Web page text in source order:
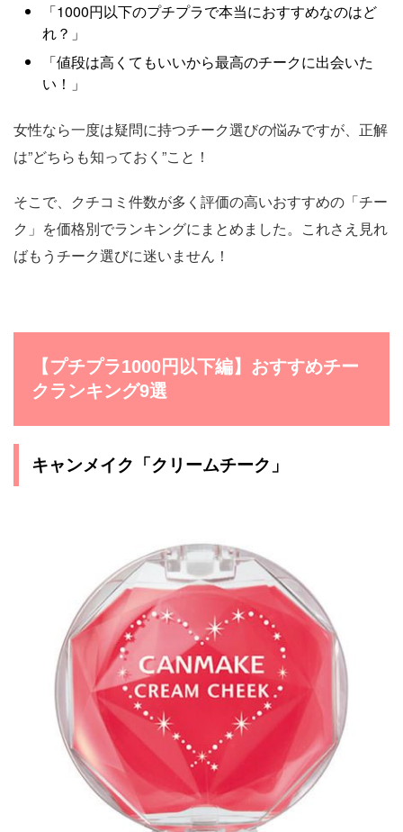
「1000円以下のプチプラで本当におすすめなのはど
れ？」
「値段は高くてもいいから最高のチークに出会いた
い！」
女性なら一度は疑問に持つチーク選びの悩みですが、正解
は”どちらも知っておく”こと！
そこで、クチコミ件数が多く評価の高いおすすめの「チー
ク」を価格別でランキングにまとめました。これさえ見れ
ばもうチーク選びに迷いません！
【プチプラ1000円以下編】おすすめチー
クランキング9選
キャンメイク「クリームチーク」